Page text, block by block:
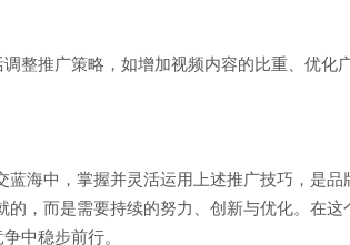
整推广策略，如增加视频内容的比重、优化
蓝海中，掌握并灵活运用上述推广技巧，是
的，而是需要持续的努力、创新与优化。在
中稳步前行。